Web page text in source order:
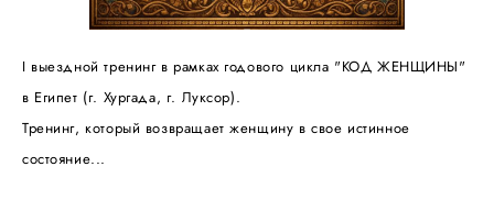
I выездной тренинг в рамках годового цикла "КОД ЖЕНЩИНЫ"
в Египет (г. Хургада, г. Луксор).
Тренинг, который возвращает женщину в свое истинное
состояние...